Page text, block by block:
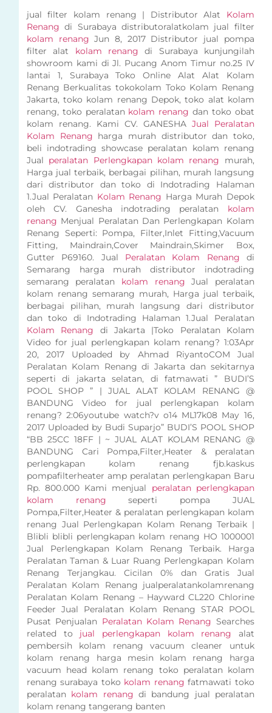
jual filter kolam renang | Distributor Alat Kolam
Renang di Surabaya distributoralatkolam jual filter
kolam renang Jun 8, 2017 Distributor jual pompa
filter alat kolam renang di Surabaya kunjungilah
showroom kami di Jl. Pucang Anom Timur no.25 IV
lantai 1, Surabaya Toko Online Alat Alat Kolam
Renang Berkualitas tokokolam Toko Kolam Renang
Jakarta, toko kolam renang Depok, toko alat kolam
renang, toko peralatankolam renang dan toko obat
kolam renang. Kami CV. GANESHA Jual Peralatan
Kolam Renang harga murah distributor dan toko,
beli indotrading showcase peralatan kolam renang
Jual peralatan Perlengkapan kolam renang murah,
Harga jual terbaik, berbagai pilihan, murah langsung
dari distributor dan toko di Indotrading Halaman
1.Jual Peralatan Kolam Renang Harga Murah Depok
oleh CV. Ganesha indotrading peralatan kolam
renang Menjual Peralatan Dan Perlengkapan Kolam
Renang Seperti: Pompa, Filter,Inlet Fitting,Vacuum
Fitting, Maindrain,Cover Maindrain,Skimer Box,
Gutter P69160. Jual Peralatan Kolam Renang di
Semarang harga murah distributor indotrading
semarang peralatan kolam renang Jual peralatan
kolam renang semarang murah, Harga jual terbaik,
berbagai pilihan, murah langsung dari distributor
dan toko di Indotrading Halaman 1.Jual Peralatan
Kolam Renang di Jakarta |Toko Peralatan Kolam
Video for jual perlengkapan kolam renang? 1:03Apr
20, 2017 Uploaded by Ahmad RiyantoCOM Jual
Peralatan Kolam Renang di Jakarta dan sekitarnya
seperti di jakarta selatan, di fatmawati ” BUDI’S
POOL SHOP ” | JUAL ALAT KOLAM RENANG @
BANDUNG Video for jual perlengkapan kolam
renang? 2:06youtube watch?v o14 ML17k08 May 16,
2017 Uploaded by Budi Suparjo” BUDI’S POOL SHOP
“BB 25CC 18FF | ~ JUAL ALAT KOLAM RENANG @
BANDUNG Cari Pompa,Filter,Heater & peralatan
perlengkapan kolam renang fjb.kaskus
pompafilterheater amp peralatan perlengkapan Baru
Rp. 800.000 Kami menjual peralatan perlengkapan
kolam renang seperti pompa JUAL
Pompa,Filter,Heater & peralatan perlengkapan kolam
renang Jual Perlengkapan Kolam Renang Terbaik |
Blibli blibli perlengkapan kolam renang HO 1000001
Jual Perlengkapan Kolam Renang Terbaik. Harga
Peralatan Taman & Luar Ruang Perlengkapan Kolam
Renang Terjangkau. Cicilan 0% dan Gratis Jual
Peralatan Kolam Renang jualperalatankolamrenang
Peralatan Kolam Renang – Hayward CL220 Chlorine
Feeder Jual Peralatan Kolam Renang STAR POOL
Pusat Penjualan Peralatan Kolam Renang Searches
related to jual perlengkapan kolam renang alat
pembersih kolam renang vacuum cleaner untuk
kolam renang harga mesin kolam renang harga
vacuum head kolam renang toko peralatan kolam
renang surabaya toko kolam renang fatmawati toko
peralatan kolam renang di bandung jual peralatan
kolam renang tangerang banten